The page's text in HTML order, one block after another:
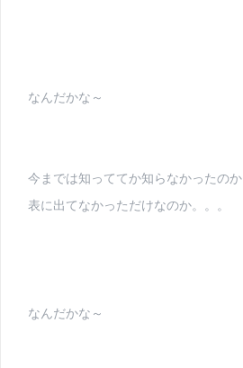
なんだかな～
今までは知っててか知らなかったのか
表に出てなかっただけなのか。。。
なんだかな～